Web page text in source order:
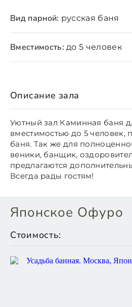
Вид парной: русская баня
Вместимость: до 5 человек
Описание зала
Уютный зал Каминная баня
вместимостью до 5 человек,
баня. Так же для
веники, банщик,
предлагаются
Всегда рады гостям!
Японское Офуро
Стоимость: